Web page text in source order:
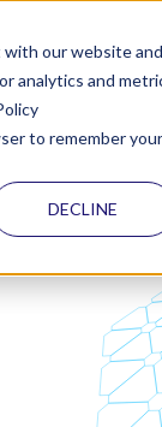
with our website and
analytics and
to remember your
DECLINE